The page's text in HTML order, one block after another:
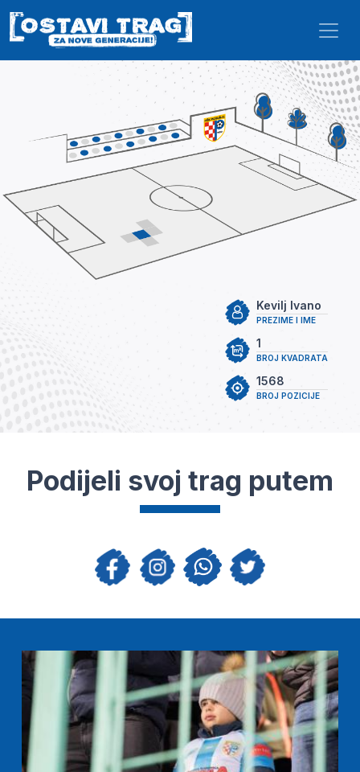
Skip to main content
PREZIME I IME
Kevilj Ivano
BROJ KVADRATA
1
BROJ POZICIJE
1568
Podijeli svoj trag putem